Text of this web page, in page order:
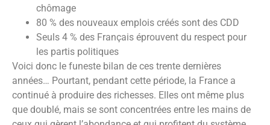
chômage
80 % des nouveaux emplois créés sont des CDD
Seuls 4 % des Français éprouvent du respect pour
les partis politiques
Voici donc le funeste bilan de ces trente dernières
années… Pourtant, pendant cette période, la France a
continué à produire des richesses. Elles ont même plus
que doublé, mais se sont concentrées entre les mains de